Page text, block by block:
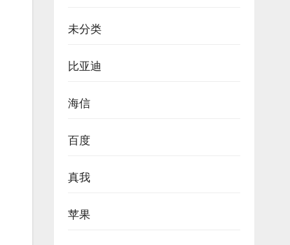
未分类
比亚迪
海信
百度
真我
苹果